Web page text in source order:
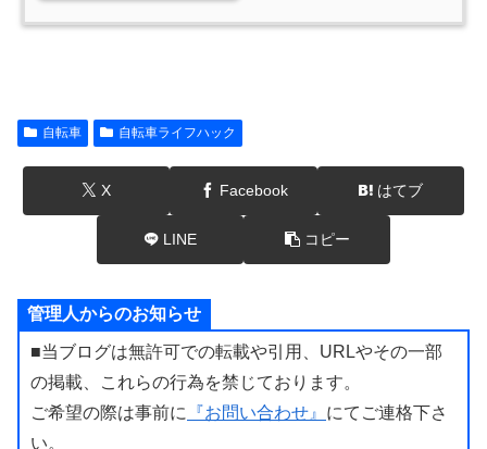
自転車 自転車ライフハック
X Facebook はてブ
LINE コピー
管理人からのお知らせ
■当ブログは無許可での転載や引用、URLやその一部
の掲載、これらの行為を禁じております。
ご希望の際は事前に
『お問い合わせ』 にてご連格下さ
い。